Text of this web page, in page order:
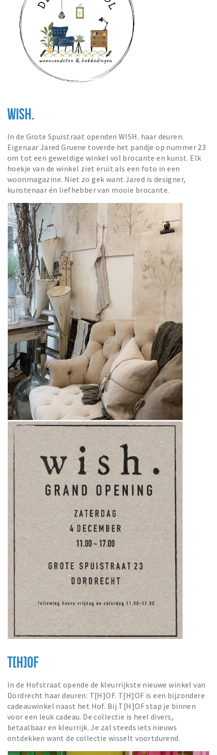
WISH.
In de Grote Spuistraat openden WISH. haar deuren.
Eigenaar Jared Gruene toverde het pandje op nummer 23
om tot een geweldige winkel vol brocante en kunst. Elk
hoekje van de winkel ziet eruit als een foto in een
woonmagazine. Niet zo gek want Jared is designer,
kunstenaar én liefhebber van mooie brocante.
T[H]OF
In de Hofstraat opende de kleurrijkste nieuwe winkel van
Dordrecht haar deuren: T[H]OF. T[H]OF is een bijzondere
cadeauwinkel naast het Hof. Bij T[H]OF stap je binnen
voor een leuk cadeau. De collectie is heel divers,
betaalbaar en kleurrijk. Je zal steeds iets nieuws
ontdekken want de collectie wisselt voortdurend.